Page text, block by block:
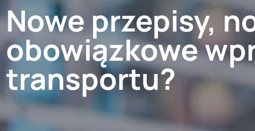
Nowe przepisy,
obowiązkowe
transportu?